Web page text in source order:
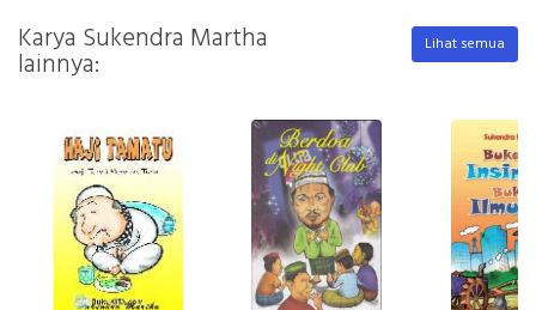
Karya Sukendra Martha
lainnya:
Lihat semua